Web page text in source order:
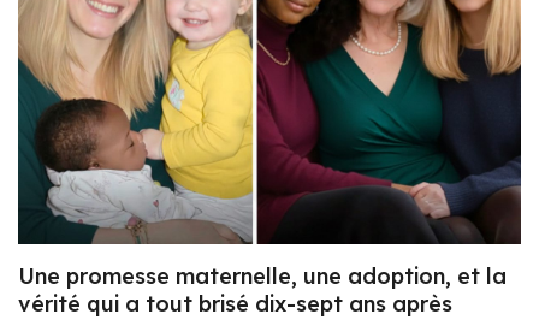
Une promesse maternelle, une adoption, et la
vérité qui a tout brisé dix-sept ans après